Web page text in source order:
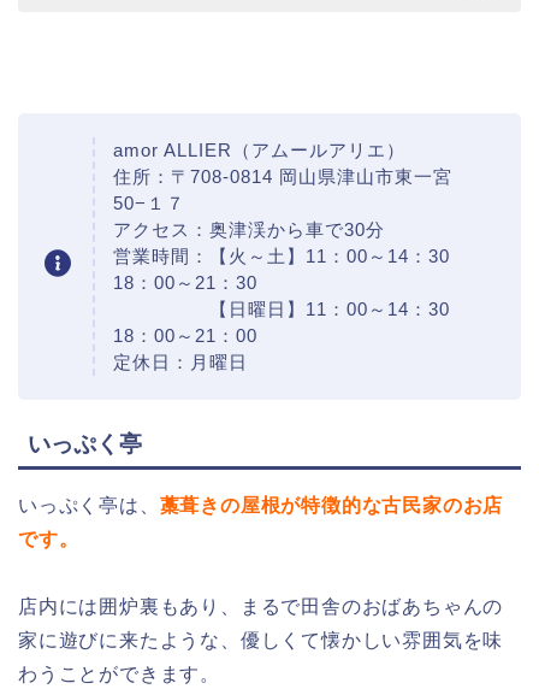
amor ALLIER（アムールアリエ）
住所：〒708-0814 岡山県津山市東一宮
50−１７
アクセス：奥津渓から車で30分
営業時間：【火～土】11：00～14：30
18：00～21：30
【日曜日】11：00～14：30
18：00～21：00
定休日：月曜日
いっぷく亭
いっぷく亭は、 藁葺きの屋根が特徴的な古民家のお店
です。
店内には囲炉裏もあり、まるで田舎のおばあちゃんの
家に遊びに来たような、優しくて懐かしい雰囲気を味
わうことができます。